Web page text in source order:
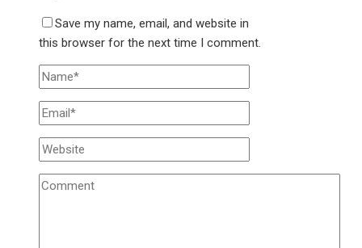
Save my name, email, and website in
this browser for the next time I comment.